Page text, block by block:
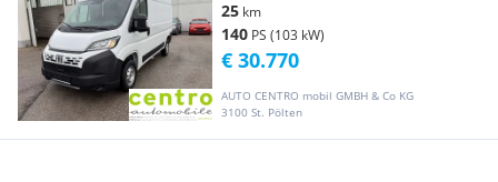
25 km
140 PS (103 kW)
AUTO CENTRO mobil GMBH & Co KG
3100 St. Pölten
€ 30.770